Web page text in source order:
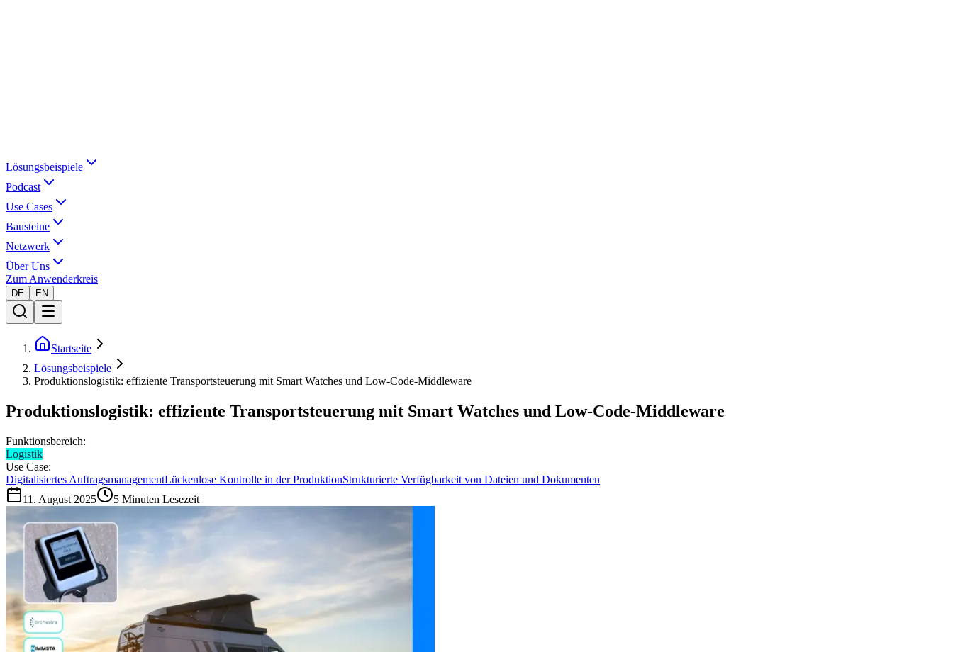
Lösungsbeispiele
Podcast
Use Cases
Bausteine
Netzwerk
Über Uns
Zum Anwenderkreis
DE EN
Startseite
Lösungsbeispiele
Produktionslogistik: effiziente Transportsteuerung mit Smart Watches und Low-Code-Middleware
Produktionslogistik: effiziente Transportsteuerung mit Smart Watches und Low-Code-Middleware
Funktionsbereich:
Logistik
Use Case:
Digitalisiertes AuftragsmanagementLückenlose Kontrolle in der ProduktionStrukturierte Verfügbarkeit von Dateien und Dokumenten
11. August 2025
5 Minuten Lesezeit